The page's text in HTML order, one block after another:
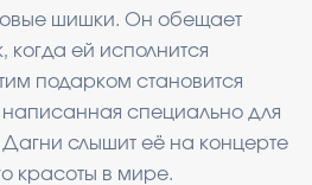
шишки. Он обещает
когда ей исполнится
подарком становится
специально для
Дагни слышит её на концерте
красоты в мире.